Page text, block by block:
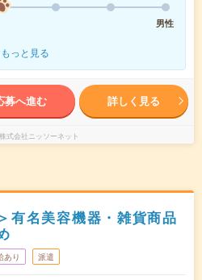
男性
もっと見る
募へ進む 詳しく見る
株式会社ニッソーネット
有名美容機器・雑貨商品
あり 派遣